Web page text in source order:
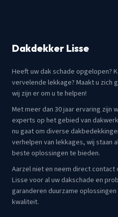
Dakdekker Lisse
Heeft uw dak schade opgelopen?
vervelende lekkage? Maakt u zich
wij zijn er om u te helpen!
Met meer dan 30 jaar ervaring zijn
experts op het gebied van
nu gaat om diverse
verhelpen van lekkages, wij staan
beste oplossingen te bieden.
Aarzel niet en neem direct
Lisse voor al uw dakschade en
garanderen duurzame
kwaliteit.